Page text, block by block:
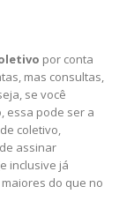
por conta
mas consultas,
se você
essa pode ser a
coletivo,
assinar
inclusive já
do que no